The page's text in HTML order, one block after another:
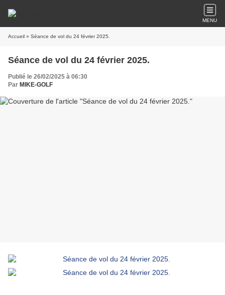
MENU
Accueil » Séance de vol du 24 février 2025.
Séance de vol du 24 février 2025.
Publié le 26/02/2025 à 06:30
Par MIKE-GOLF